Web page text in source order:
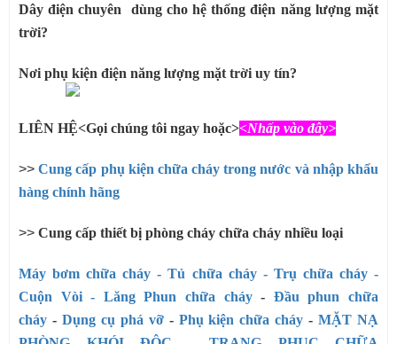
Dây điện chuyên dùng cho hệ thống điện năng lượng mặt
trời?
Nơi phụ kiện điện năng lượng mặt trời uy tín?
LIÊN HỆ<Gọi chúng tôi ngay hoặc><Nhấp vào đây>
>>Cung cấp phụ kiện chữa cháy trong nước và nhập khẩu
hàng chính hãng
>> Cung cấp thiết bị phòng cháy chữa cháy nhiều loại
Máy bơm chữa cháy - Tủ chữa cháy - Trụ chữa cháy -
Cuộn Vòi - Lăng Phun chữa cháy - Đầu phun chữa
cháy - Dụng cụ phá vỡ - Phụ kiện chữa cháy -MẶT NẠ